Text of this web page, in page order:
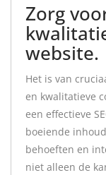
Zorg
website.
Het is van
en kwalitatieve
een effectieve
boeiende
behoeften en
niet alleen de